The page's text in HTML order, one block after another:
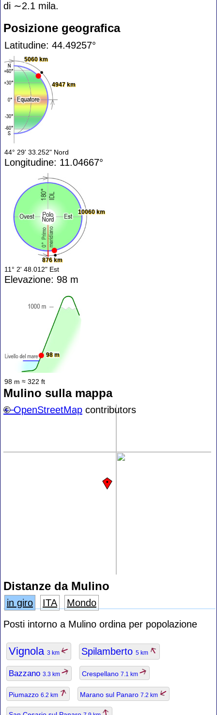
di ∼2.1 mila.
Posizione geografica
Latitudine: 44.49257°
5060 km
4947 km
44° 29' 33.252" Nord
Longitudine: 11.04667°
876 km
10060 km
11° 2' 48.012" Est
Elevazione: 98 m
98 m
98 m ≈ 322 ft
Mulino sulla mappa
+−
©OpenStreetMap contributors
Distanze da Mulino
in giro ITA
Mondo
Posti intorno a Mulino ordina per popolazione
Vignola 3 km Spilamberto 5 km
Bazzano 3.3 km Crespellano 7.1 km
Piumazzo 6.2 km Marano sul Panaro 7.2 km